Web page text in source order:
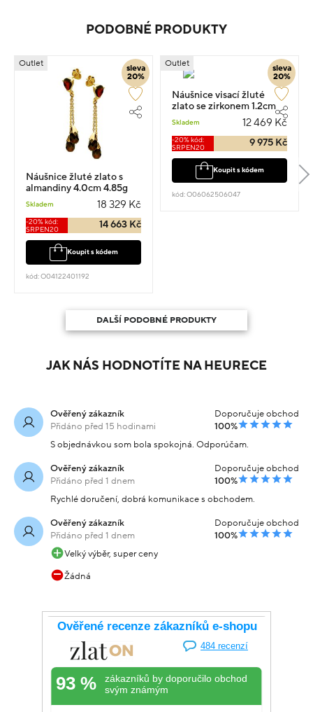
PODOBNÉ PRODUKTY
sleva
20%
Outlet
Náušnice žluté zlato s
almandiny 4.0cm 4.85g
Skladem 18 329 Kč
-20% kód:
SRPEN20
14 663 Kč
Koupit s kódem
kód: O04122401192
sleva
20%
Outlet
Náušnice visací žluté
zlato se zirkonem 1.2cm
Skladem 12 469 Kč
-20% kód:
SRPEN20
9 975 Kč
Koupit s kódem
kód: O06062506047
DALŠÍ PODOBNÉ PRODUKTY
JAK NÁS HODNOTÍTE NA HEURECE
Ověřený zákazník
Přidáno před 15 hodinami
Doporučuje obchod
100%
S objednávkou som bola spokojná. Odporúčam.
Ověřený zákazník
Přidáno před 1 dnem
Doporučuje obchod
100%
Rychlé doručení, dobrá komunikace s obchodem.
Ověřený zákazník
Přidáno před 1 dnem
Doporučuje obchod
100%
Velký výběr, super ceny
Žádná